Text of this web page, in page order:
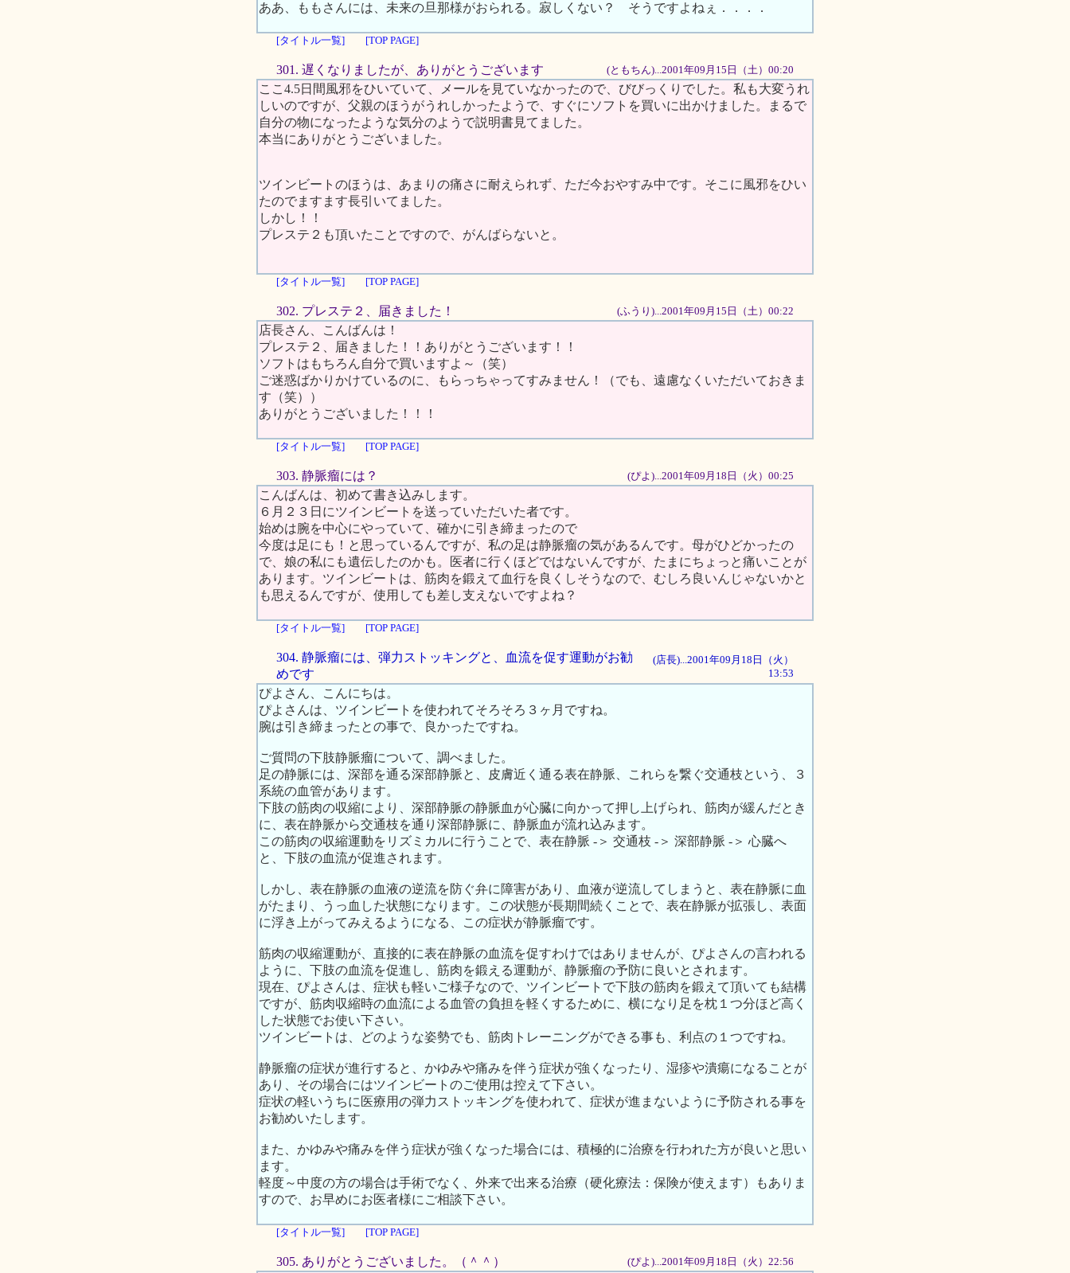
ああ、ももさんには、未来の旦那様がおられる。寂しくない？ そうですよねぇ．．．．
[タイトル一覧] [TOP PAGE]
301. 遅くなりましたが、ありがとうございます (ともちん)...2001年09月15日（土）00:20
ここ4.5日間風邪をひいていて、メールを見ていなかったので、びびっくりでした。私も大変うれ
しいのですが、父親のほうがうれしかったようで、すぐにソフトを買いに出かけました。まるで
自分の物になったような気分のようで説明書見てました。
本当にありがとうございました。
ツインビートのほうは、あまりの痛さに耐えられず、ただ今おやすみ中です。そこに風邪をひい
たのでますます長引いてました。
しかし！！
プレステ２も頂いたことですので、がんばらないと。
[タイトル一覧] [TOP PAGE]
302. プレステ２、届きました！ (ふうり)...2001年09月15日（土）00:22
店長さん、こんばんは！
プレステ２、届きました！！ありがとうございます！！
ソフトはもちろん自分で買いますよ～（笑）
ご迷惑ばかりかけているのに、もらっちゃってすみません！（でも、遠慮なくいただいておきま
す（笑））
ありがとうございました！！！
[タイトル一覧] [TOP PAGE]
303. 静脈瘤には？ (ぴよ)...2001年09月18日（火）00:25
こんばんは、初めて書き込みします。
６月２３日にツインビートを送っていただいた者です。
始めは腕を中心にやっていて、確かに引き締まったので
今度は足にも！と思っているんですが、私の足は静脈瘤の気があるんです。母がひどかったの
で、娘の私にも遺伝したのかも。医者に行くほどではないんですが、たまにちょっと痛いことが
あります。ツインビートは、筋肉を鍛えて血行を良くしそうなので、むしろ良いんじゃないかと
も思えるんですが、使用しても差し支えないですよね？
[タイトル一覧] [TOP PAGE]
304. 静脈瘤には、弾力ストッキングと、血流を促す運動がお勧
めです
(店長)...2001年09月18日（火）
13:53
ぴよさん、こんにちは。
ぴよさんは、ツインビートを使われてそろそろ３ヶ月ですね。
腕は引き締まったとの事で、良かったですね。
ご質問の下肢静脈瘤について、調べました。
足の静脈には、深部を通る深部静脈と、皮膚近く通る表在静脈、これらを繋ぐ交通枝という、３
系統の血管があります。
下肢の筋肉の収縮により、深部静脈の静脈血が心臓に向かって押し上げられ、筋肉が緩んだとき
に、表在静脈から交通枝を通り深部静脈に、静脈血が流れ込みます。
この筋肉の収縮運動をリズミカルに行うことで、表在静脈 -＞ 交通枝 -＞ 深部静脈 -＞ 心臓へ
と、下肢の血流が促進されます。
しかし、表在静脈の血液の逆流を防ぐ弁に障害があり、血液が逆流してしまうと、表在静脈に血
がたまり、うっ血した状態になります。この状態が長期間続くことで、表在静脈が拡張し、表面
に浮き上がってみえるようになる、この症状が静脈瘤です。
筋肉の収縮運動が、直接的に表在静脈の血流を促すわけではありませんが、ぴよさんの言われる
ように、下肢の血流を促進し、筋肉を鍛える運動が、静脈瘤の予防に良いとされます。
現在、ぴよさんは、症状も軽いご様子なので、ツインビートで下肢の筋肉を鍛えて頂いても結構
ですが、筋肉収縮時の血流による血管の負担を軽くするために、横になり足を枕１つ分ほど高く
した状態でお使い下さい。
ツインビートは、どのような姿勢でも、筋肉トレーニングができる事も、利点の１つですね。
静脈瘤の症状が進行すると、かゆみや痛みを伴う症状が強くなったり、湿疹や潰瘍になることが
あり、その場合にはツインビートのご使用は控えて下さい。
症状の軽いうちに医療用の弾力ストッキングを使われて、症状が進まないように予防される事を
お勧めいたします。
また、かゆみや痛みを伴う症状が強くなった場合には、積極的に治療を行われた方が良いと思い
ます。
軽度～中度の方の場合は手術でなく、外来で出来る治療（硬化療法：保険が使えます）もありま
すので、お早めにお医者様にご相談下さい。
[タイトル一覧] [TOP PAGE]
305. ありがとうございました。（＾＾） (ぴよ)...2001年09月18日（火）22:56